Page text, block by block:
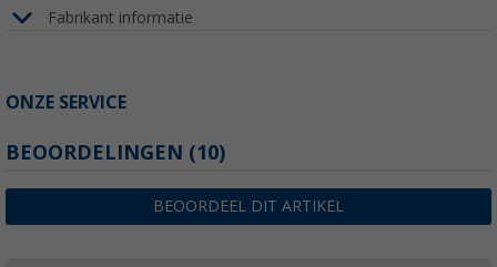
Fabrikant informatie
ONZE SERVICE
BEOORDELINGEN (10)
BEOORDEEL DIT ARTIKEL